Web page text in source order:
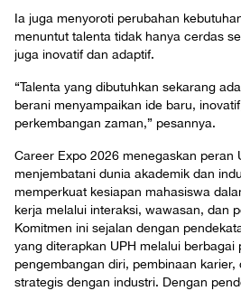
Ia juga menyoroti perubahan
menuntut talenta tidak hanya cerdas
juga inovatif dan adaptif.
“Talenta yang dibutuhkan sekarang
berani menyampaikan ide baru,
perkembangan zaman,” pesannya.
Career Expo 2026 menegaskan peran
menjembatani dunia akademik dan
memperkuat kesiapan mahasiswa
kerja melalui interaksi, wawasan, dan
Komitmen ini sejalan dengan
yang diterapkan UPH melalui berbagai
pengembangan diri, pembinaan karier,
strategis dengan industri. Dengan